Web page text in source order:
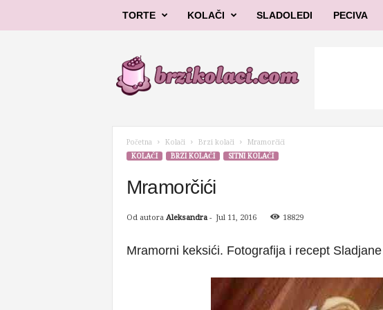
TORTE KOLAČI SLADOLEDI PECIVA
l
Početna Kolači Brzi kolači
Mramorčići
KOLAČI
BRZI KOLAČI SITNI KOLAČI
Mramorčići
Od autora Aleksandra- Jul 11, 2016 18829
Mramorni keksići. Fotografija i recept